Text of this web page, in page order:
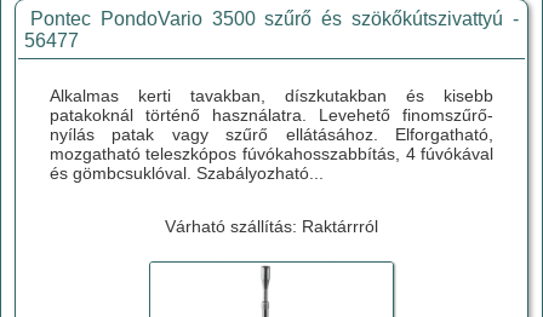
Pontec PondoVario 3500 szűrő és szökőkútszivattyú -
56477
Alkalmas kerti tavakban, díszkutakban és kisebb
patakoknál történő használatra. Levehető finomszűrő-
nyílás patak vagy szűrő ellátásához. Elforgatható,
mozgatható teleszkópos fúvókahosszabbítás, 4 fúvókával
és gömbcsuklóval. Szabályozható...
Várható szállítás: Raktárrról